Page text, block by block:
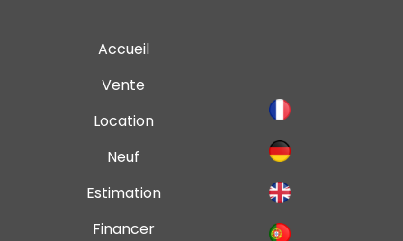
Accueil
Vente
Location
Neuf
Estimation
Financer